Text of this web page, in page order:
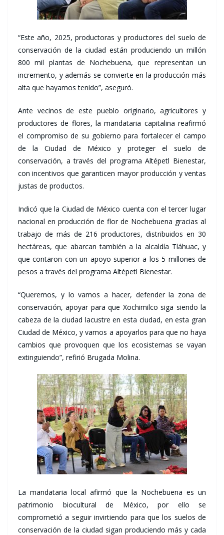
“Este año, 2025, productoras y productores del suelo de
conservación de la ciudad están produciendo un millón
800 mil plantas de Nochebuena, que representan un
incremento, y además se convierte en la producción más
alta que hayamos tenido”, aseguró.
Ante vecinos de este pueblo originario, agricultores y
productores de flores, la mandataria capitalina reafirmó
el compromiso de su gobierno para fortalecer el campo
de la Ciudad de México y proteger el suelo de
conservación, a través del programa Altépetl Bienestar,
con incentivos que garanticen mayor producción y ventas
justas de productos.
Indicó que la Ciudad de México cuenta con el tercer lugar
nacional en producción de flor de Nochebuena gracias al
trabajo de más de 216 productores, distribuidos en 30
hectáreas, que abarcan también a la alcaldía Tláhuac, y
que contaron con un apoyo superior a los 5 millones de
pesos a través del programa Altépetl Bienestar.
“Queremos, y lo vamos a hacer, defender la zona de
conservación, apoyar para que Xochimilco siga siendo la
cabeza de la ciudad lacustre en esta ciudad, en esta gran
Ciudad de México, y vamos a apoyarlos para que no haya
cambios que provoquen que los ecosistemas se vayan
extinguiendo”, refirió Brugada Molina.
La mandataria local afirmó que la Nochebuena es un
patrimonio biocultural de México, por ello se
comprometió a seguir invirtiendo para que los suelos de
conservación de la ciudad sigan produciendo más y cada